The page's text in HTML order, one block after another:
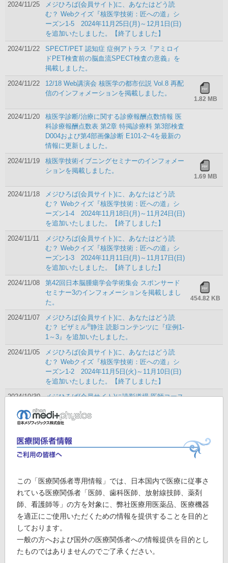
2024/11/25
メジひろば(会員サイト)に、あなたはどう読
む？ Webクイズ『核医学技術：匠への道』シ
ーズン1-5 2024年11月25日(月)～12月1日(日)
を追加いたしました。【終了しました】
2024/11/22
SPECT/PET 認知症 症例アトラス『アミロイ
ドPET検査前の脳血流SPECT検査の意義』を
掲載しました。
2024/11/22
12/18 Web講演会 核医学の都市伝説 Vol.8 再配
信のインフォメーションを掲載しました。
1.82 MB
2024/11/20
核医学診断/治療に関する診療報酬点数情報 医
科診療報酬点数表 第2章 特掲診療料 第3部検査
D004および第4部画像診断 E101-2~4を最新の
情報に更新しました。
2024/11/19
核医学技術イブニングセミナーのインフォメー
ションを掲載しました。
1.69 MB
2024/11/18
メジひろば(会員サイト)に、あなたはどう読
む？ Webクイズ『核医学技術：匠への道』シ
ーズン1-4 2024年11月18日(月)～11月24日(日)
を追加いたしました。【終了しました】
2024/11/11
メジひろば(会員サイト)に、あなたはどう読
む？ Webクイズ『核医学技術：匠への道』シ
ーズン1-3 2024年11月11日(月)～11月17日(日)
を追加いたしました。【終了しました】
2024/11/08
第42回日本脳腫瘍学会学術集会 スポンサード
セミナー3のインフォメーションを掲載しまし
た。
454.82 KB
2024/11/07
メジひろば(会員サイト)に、あなたはどう読
む？ ビザミル®静注 読影コンテンツに『症例1-
1～3』を追加いたしました。
2024/11/05
メジひろば(会員サイト)に、あなたはどう読
む？ Webクイズ『核医学技術：匠への道』シ
ーズン1-2 2024年11月5日(火)～11月10日(日)
を追加いたしました。【終了しました】
2024/10/30
メジひろば(会員サイト)に読影道場 医師コース
立大津市民病院)の動画を追加しました。
クニカルセミナーのインフォメーションを掲載
しました。
1.15 MB
む？ Webクイズ『核医学技術：匠への道』シ
ーズン1-1 2024年10月28日(月)～11月4日(月)
を追加いたしました。【終了しました】
2024/10/18
11/13 Web講演会 核医学の都市伝説 Vol.8のイ
ンフォメーションを掲載しました。
2024/10/17
第43回日本認知症学会学術集会 ランチョンセ
ミナー11のインフォメーションを掲載しまし
この「医療関係者専用情報」では、日本国内で医療に従事さ
れている医療関係者「医師、歯科医師、放射線技師、薬剤
師、看護師等」の方を対象に、弊社医療用医薬品、医療機器
を適正にご使用いただくための情報を提供することを目的と
しております。
一般の方へおよび国外の医療関係者への情報提供を目的とし
たものではありませんのでご了承ください。